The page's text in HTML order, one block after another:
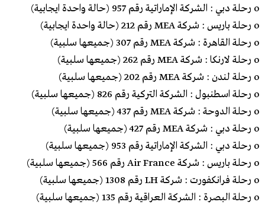
o رحلة دبي : الشركة الإماراتية رقم 957 (حالة واحدة ايجابية)
o رحلة باريس : شركة MEA رقم 212 (حالة واحدة ايجابية)
o رحلة القاهرة : شركة MEA رقم 307 (جميعها سلبية)
o رحلة لارنكا : شركة MEA رقم 262 (جميعها سلبية)
o رحلة لندن : شركة MEA رقم 202 (جميعها سلبية)
o رحلة اسطنبول : الشركة التركية رقم 826 (جميعها سلبية)
o رحلة الدوحة : شركة MEA رقم 437 (جميعها سلبية)
o رحلة دبي : شركة MEA رقم 427 (جميعها سلبية)
o رحلة دبي : الشركة الإماراتية رقم 953 (جميعها سلبية)
o رحلة باريس : شركة Air France رقم 566 (جميعها سلبية)
o رحلة فرانكفورت : شركة LH رقم 1308 (جميعها سلبية)
o رحلة البصرة : الشركة العراقية رقم 135 (جميعها سلبية)